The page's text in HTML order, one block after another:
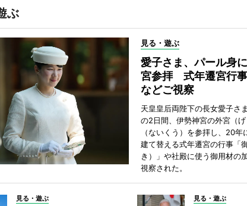
ぶ
見る・遊ぶ
愛子さま、パール身
宮参拝 式年遷宮行事
などご視察
天皇皇后両陛下の長女愛子さ
の2日間、伊勢神宮の外宮（
（ないくう）を参拝し、20年
建て替える式年遷宮の行事「
き）」や社殿に使う御用材の
視察された。
見る・遊ぶ 見る・遊ぶ